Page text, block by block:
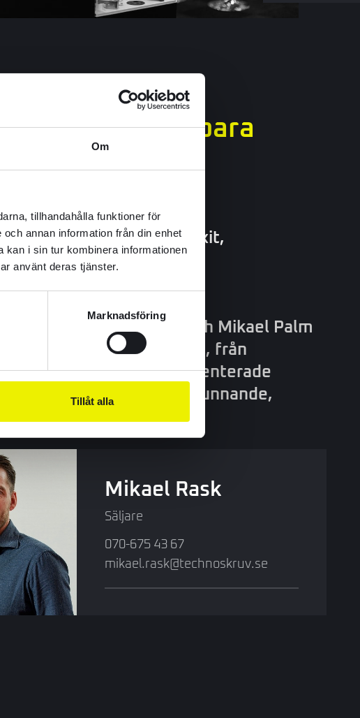
Om
tillhandahålla funktioner för
annan information från din enhet
i sin tur kombinera informationen
använt deras tjänster.
Marknadsföring
Tillåt alla
mer än bara
har förtroendet vuxit,
från Techno Skruv och Mikael Palm
berätta om samarbetet, från
till lösningsorienterade
partnerskap byggt på kunnande,
långsiktig nytta.
Mikael Rask
Säljare
070-675 43 67
mikael.rask@technoskruv.se